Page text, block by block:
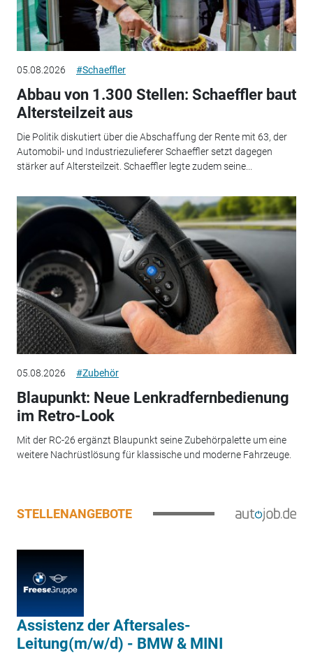
05.08.2026 #Schaeffler
Abbau von 1.300 Stellen: Schaeffler baut
Altersteilzeit aus
Die Politik diskutiert über die Abschaffung der Rente mit 63, der
Automobil- und Industriezulieferer Schaeffler setzt dagegen
stärker auf Altersteilzeit. Schaeffler legte zudem seine...
05.08.2026 #Zubehör
Blaupunkt: Neue Lenkradfernbedienung
im Retro-Look
Mit der RC-26 ergänzt Blaupunkt seine Zubehörpalette um eine
weitere Nachrüstlösung für klassische und moderne Fahrzeuge.
STELLENANGEBOTE
Assistenz der Aftersales-
Leitung(m/w/d) - BMW & MINI